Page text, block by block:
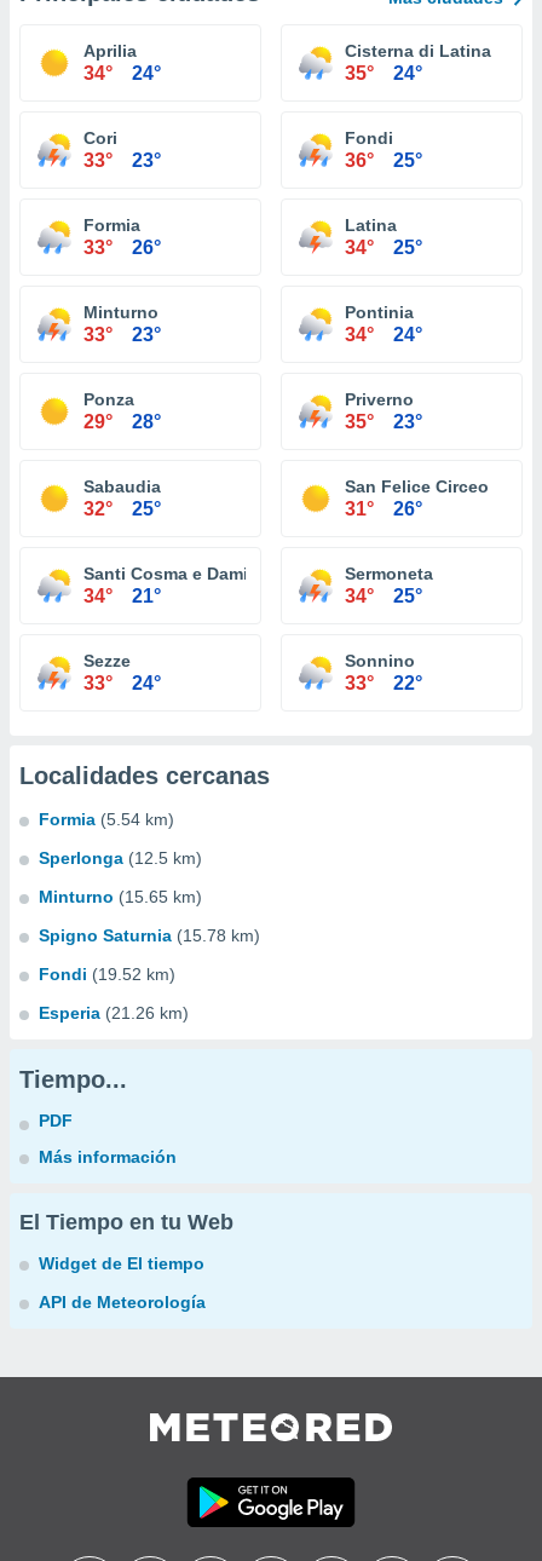
Aprilia
34° 24°
Cisterna di Latina
35° 24°
Cori
33° 23°
Fondi
36° 25°
Formia
33° 26°
Latina
34° 25°
Minturno
33° 23°
Pontinia
34° 24°
Ponza
29° 28°
Priverno
35° 23°
Sabaudia
32° 25°
San Felice Circeo
31° 26°
Santi Cosma e Damiano
34° 21°
Sermoneta
34° 25°
Sezze
33° 24°
Sonnino
33° 22°
Localidades cercanas
Formia (5.54 km)
Sperlonga (12.5 km)
Minturno (15.65 km)
Spigno Saturnia (15.78 km)
Fondi (19.52 km)
Esperia (21.26 km)
Tiempo...
PDF
Más información
El Tiempo en tu Web
Widget de El tiempo
API de Meteorología